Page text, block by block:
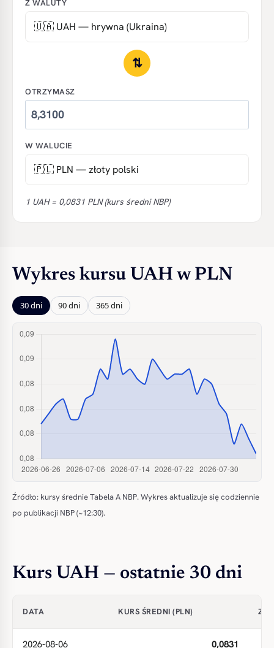
Z WALUTY
⇅
OTRZYMASZ
W WALUCIE
1 UAH = 0,0831 PLN (kurs średni NBP)
Wykres kursu UAH w PLN
30 dni 90 dni 365 dni
Źródło: kursy średnie Tabela A NBP. Wykres aktualizuje się codziennie
po publikacji NBP (~12:30).
Kurs UAH — ostatnie 30 dni
DATA KURS ŚREDNI (PLN)
2026-08-06 0,0831